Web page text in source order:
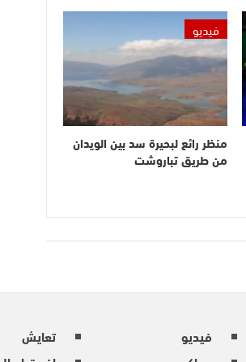
فيديو
منظر رائع لبحيرة سد بين الويدان
من طريق تباروشت
فيديو
تعايش